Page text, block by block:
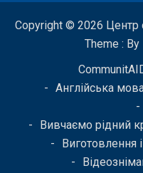
Copyright © 2026 Центр
Theme : By
Англійська
Вивчаємо рідний
Виготовлення